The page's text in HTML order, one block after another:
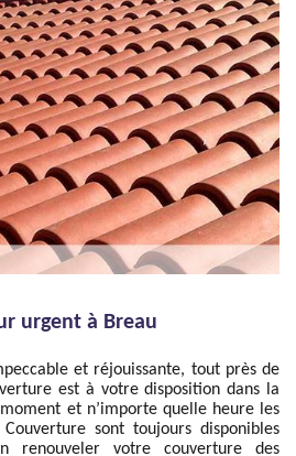
urgent à Breau
et réjouissante, tout près de
est à votre disposition dans la
et n’importe quelle heure les
Couverture sont toujours disponibles
renouveler votre couverture des